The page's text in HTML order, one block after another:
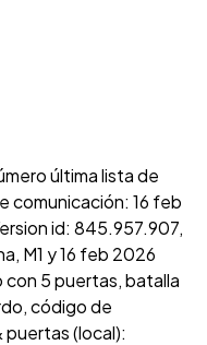
última lista de
comunicación: 16 feb
id: 845.957.907,
M1 y 16 feb 2026
5 puertas, batalla
código de
(local):